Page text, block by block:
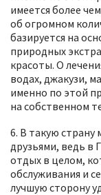
имеется более
об огромном
базируется на
природных
красоты. О
водах, джакузи,
именно по этой
на собственном
6. В такую страну
друзьями, ведь в
отдых в целом,
обслуживания и
лучшую сторону